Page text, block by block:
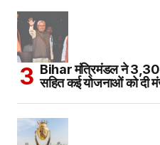
Bihar मंत्रिमंडल ने 3,303
सहित कई योजनाओं को दी